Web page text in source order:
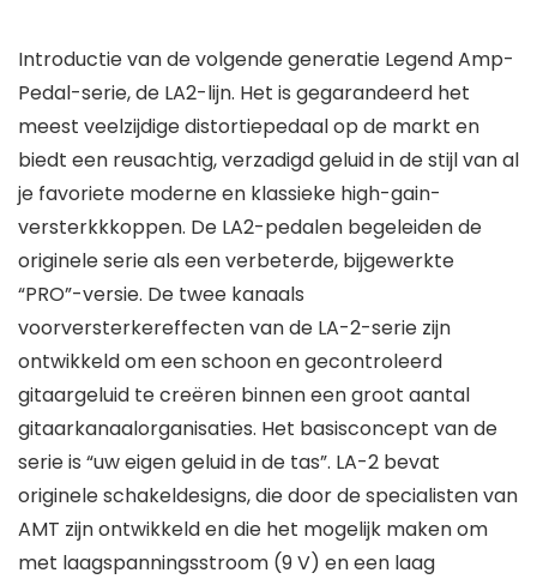
Introductie van de volgende generatie Legend Amp-
Pedal-serie, de LA2-lijn. Het is gegarandeerd het
meest veelzijdige distortiepedaal op de markt en
biedt een reusachtig, verzadigd geluid in de stijl van al
je favoriete moderne en klassieke high-gain-
versterkkkoppen. De LA2-pedalen begeleiden de
originele serie als een verbeterde, bijgewerkte
“PRO”-versie. De twee kanaals
voorversterkereffecten van de LA-2-serie zijn
ontwikkeld om een schoon en gecontroleerd
gitaargeluid te creëren binnen een groot aantal
gitaarkanaalorganisaties. Het basisconcept van de
serie is “uw eigen geluid in de tas”. LA-2 bevat
originele schakeldesigns, die door de specialisten van
AMT zijn ontwikkeld en die het mogelijk maken om
met laagspanningsstroom (9 V) en een laag